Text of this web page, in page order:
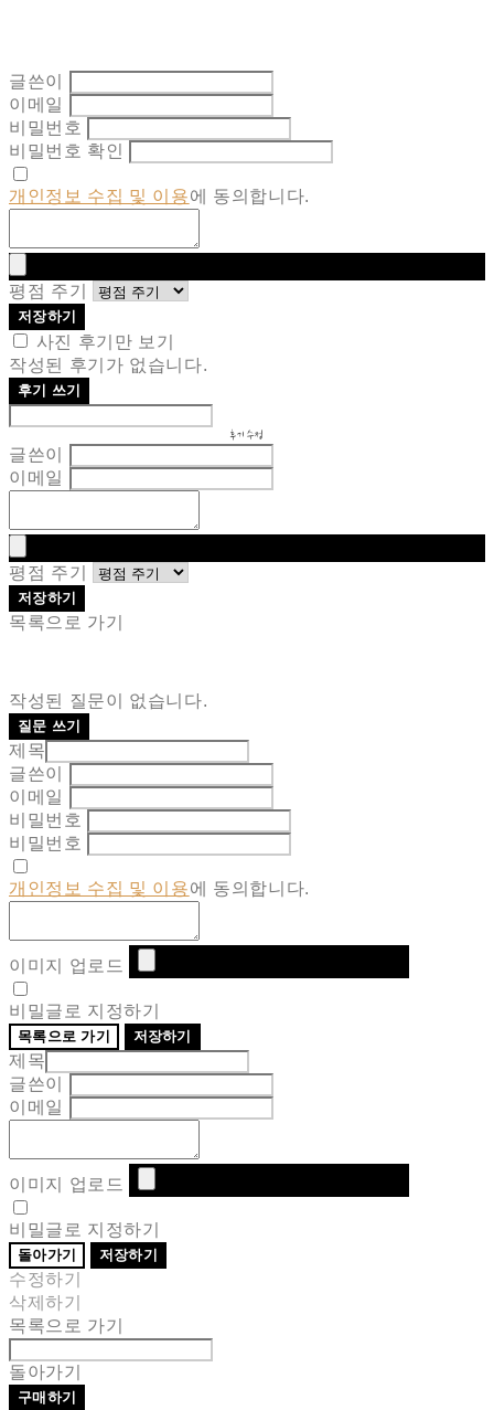
글쓴이
이메일
비밀번호
비밀번호 확인
개인정보 수집 및 이용에 동의합니다.
평점 주기
저장하기
사진 후기만 보기
작성된 후기가 없습니다.
후기 쓰기
후기 수정
글쓴이
이메일
평점 주기
저장하기
목록으로 가기
작성된 질문이 없습니다.
질문 쓰기
제목
글쓴이
이메일
비밀번호
비밀번호
개인정보 수집 및 이용에 동의합니다.
이미지 업로드
비밀글로 지정하기
목록으로 가기 저장하기
제목
글쓴이
이메일
이미지 업로드
비밀글로 지정하기
돌아가기 저장하기
수정하기
삭제하기
목록으로 가기
돌아가기
구매하기